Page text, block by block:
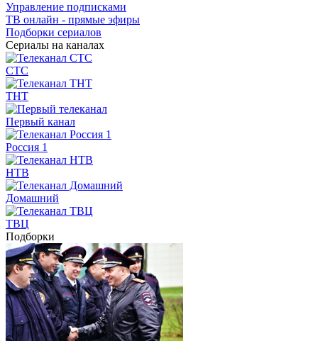
Управление подписками
ТВ онлайн - прямые эфиры
Подборки сериалов
Сериалы на каналах
СТС
ТНТ
Первый канал
Россия 1
НТВ
Домашний
ТВЦ
Подборки